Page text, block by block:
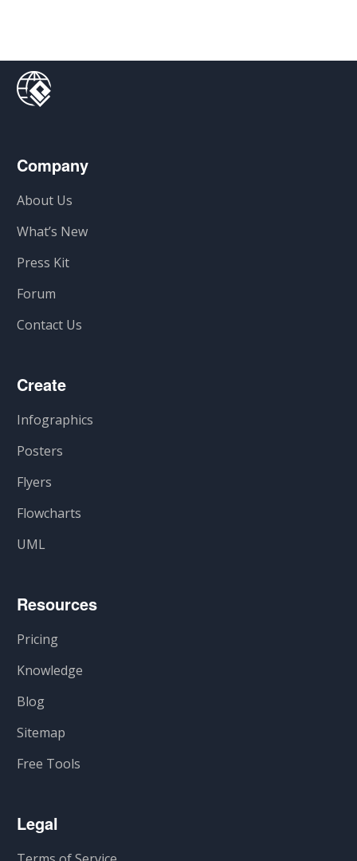
Company
About Us
What’s New
Press Kit
Forum
Contact Us
Create
Infographics
Posters
Flyers
Flowcharts
UML
Resources
Pricing
Knowledge
Blog
Sitemap
Free Tools
Legal